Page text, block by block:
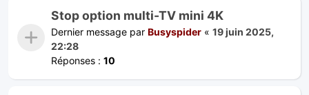
Stop option multi-TV mini 4K
Dernier message par Busyspider « 19 juin 2025,
22:28
Réponses : 10